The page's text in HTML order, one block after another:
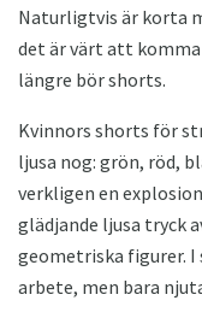
Naturligtvis är korta
det är värt att komma
längre bör shorts.
Kvinnors shorts för
ljusa nog: grön, röd,
verkligen en
glädjande ljusa tryck
geometriska figurer. I
arbete, men bara